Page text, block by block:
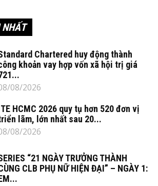
Chartered huy động thành
khoản vay hợp vốn xã hội trị giá
08/2026
HCMC 2026 quy tụ hơn 520 đơn vị
lãm, lớn nhất sau 20...
08/2026
“21 NGÀY TRƯỞNG THÀNH
CLB PHỤ NỮ HIỆN ĐẠI” – NGÀY 1: